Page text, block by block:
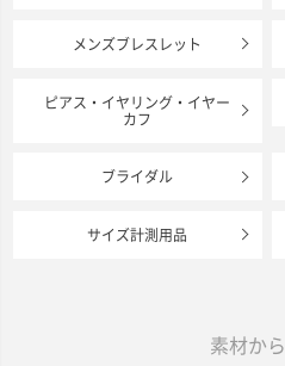
メンズブレスレット
ピアス・イヤリング・イヤー
カフ
ブライダル
サイズ計測用品
素材か